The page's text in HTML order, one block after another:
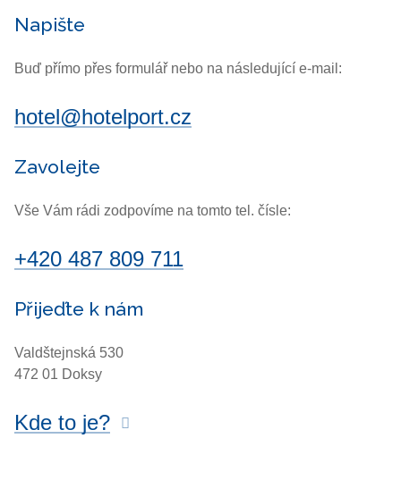
Napište
Buď přímo přes formulář nebo na následující e-mail:
hotel@hotelport.cz
Zavolejte
Vše Vám rádi zodpovíme na tomto tel. čísle:
+420 487 809 711
Přijeďte k nám
Valdštejnská 530
472 01 Doksy
Kde to je?